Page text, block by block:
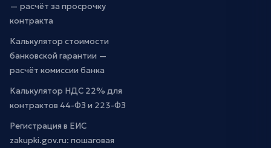
— расчёт за просрочку
контракта
Калькулятор стоимости
банковской гарантии —
расчёт комиссии банка
Калькулятор НДС 22% для
контрактов 44-ФЗ и 223-ФЗ
Регистрация в ЕИС
zakupki.gov.ru: пошаговая